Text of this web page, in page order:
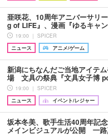
亜咲花、10周年アニバーサリ
g of LIFE』、漫画『ゆるキャ
19:00 ｜ SPICER
ニュース
アニメ/ゲーム
新潟にちなんだご当地アイテ
場 文具の祭典『文具女子博
19:00 ｜ SPICER
ニュース
イベント/レジャー
坂本冬美、歌手生活40周年記
メインビジュアルが公開 一